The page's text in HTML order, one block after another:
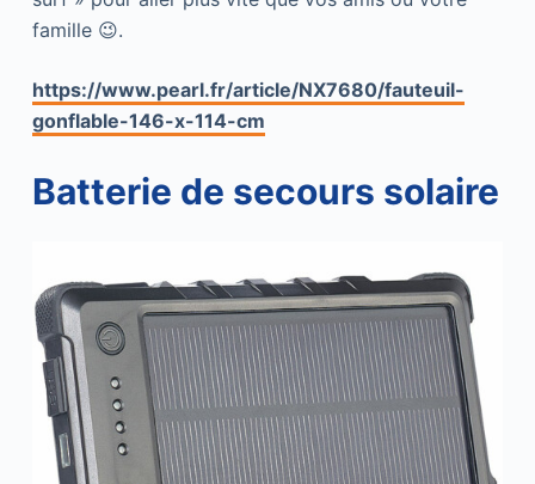
famille 😉.
https://www.pearl.fr/article/NX7680/fauteuil-
gonflable-146-x-114-cm
Batterie de secours solaire